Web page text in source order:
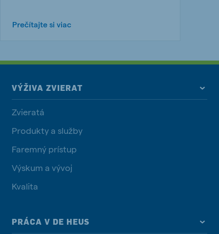
Prečítajte si viac
VÝŽIVA ZVIERAT
Zvieratá
Produkty a služby
Faremný prístup
Výskum a vývoj
Kvalita
PRÁCA V DE HEUS